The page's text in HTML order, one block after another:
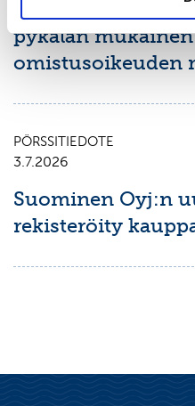
pykälän
omistusoikeuden
PÖRSSITIEDOTE
3.7.2026
Suominen Oyj:n
rekisteröity